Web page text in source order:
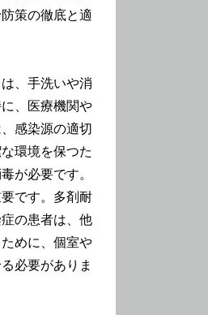
策の徹底と適
、手洗いや消
、医療機関や
感染源の適切
環境を保つた
が必要です。
です。多剤耐
の患者は、他
めに、個室や
必要がありま